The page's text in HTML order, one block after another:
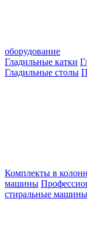
оборудование
Гладильные катки
Гладильные столы
Комплекты в
машины
стиральные машины